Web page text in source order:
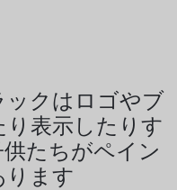
クはロゴやブ
表示したりす
たちがペイン
ります